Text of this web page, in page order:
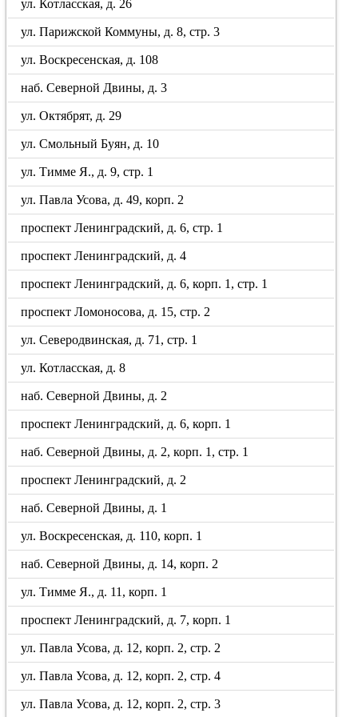
ул. Котласская, д. 26
ул. Парижской Коммуны, д. 8, стр. 3
ул. Воскресенская, д. 108
наб. Северной Двины, д. 3
ул. Октябрят, д. 29
ул. Смольный Буян, д. 10
ул. Тимме Я., д. 9, стр. 1
ул. Павла Усова, д. 49, корп. 2
проспект Ленинградский, д. 6, стр. 1
проспект Ленинградский, д. 4
проспект Ленинградский, д. 6, корп. 1, стр. 1
проспект Ломоносова, д. 15, стр. 2
ул. Северодвинская, д. 71, стр. 1
ул. Котласская, д. 8
наб. Северной Двины, д. 2
проспект Ленинградский, д. 6, корп. 1
наб. Северной Двины, д. 2, корп. 1, стр. 1
проспект Ленинградский, д. 2
наб. Северной Двины, д. 1
ул. Воскресенская, д. 110, корп. 1
наб. Северной Двины, д. 14, корп. 2
ул. Тимме Я., д. 11, корп. 1
проспект Ленинградский, д. 7, корп. 1
ул. Павла Усова, д. 12, корп. 2, стр. 2
ул. Павла Усова, д. 12, корп. 2, стр. 4
ул. Павла Усова, д. 12, корп. 2, стр. 3